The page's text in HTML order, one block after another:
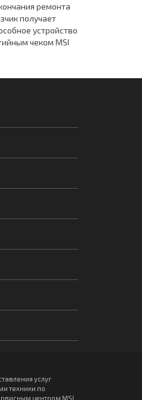
ремонта
получает
устройство
чеком MSI
услуг
техники по
центром MSI.